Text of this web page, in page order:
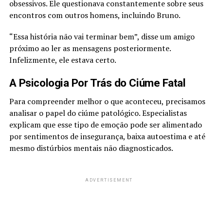
obsessivos. Ele questionava constantemente sobre seus
encontros com outros homens, incluindo Bruno.
“Essa história não vai terminar bem”, disse um amigo
próximo ao ler as mensagens posteriormente.
Infelizmente, ele estava certo.
A Psicologia Por Trás do Ciúme Fatal
Para compreender melhor o que aconteceu, precisamos
analisar o papel do ciúme patológico. Especialistas
explicam que esse tipo de emoção pode ser alimentado
por sentimentos de insegurança, baixa autoestima e até
mesmo distúrbios mentais não diagnosticados.
ADVERTISEMENT